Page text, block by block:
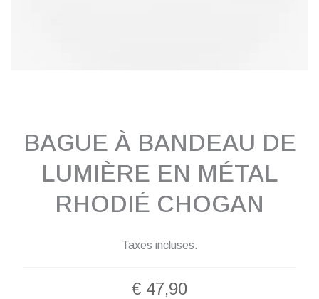
BAGUE À BANDEAU DE
LUMIÈRE EN MÉTAL
RHODIÉ CHOGAN
Taxes incluses.
€ 47,90